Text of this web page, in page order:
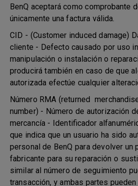
BenQ aceptará como comprobante
únicamente una factura válida.
CID - (Customer induced damage)
cliente - Defecto causado por uso
manipulación o instalación o
producirá también en caso de que
autorizada efectúe cualquier
Número RMA (returned
number) - Número de autorización
mercancía - Identificador
que indica que un usuario ha sido
personal de BenQ para devolver un
fabricante para su reparación o
similar al número de seguimiento
transacción, y ambas partes